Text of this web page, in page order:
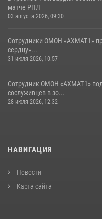
матче РПЛ
03 августа 2026, 09:30
Сотрудники ОМОН «АХМАТ-1»
сердцу»...
31 июля 2026, 10:57
Сотрудник ОМОН «АХМАТ-1»
сослуживцев в зо...
28 июля 2026, 12:32
НАВИГАЦИЯ
Новости
Карта сайта